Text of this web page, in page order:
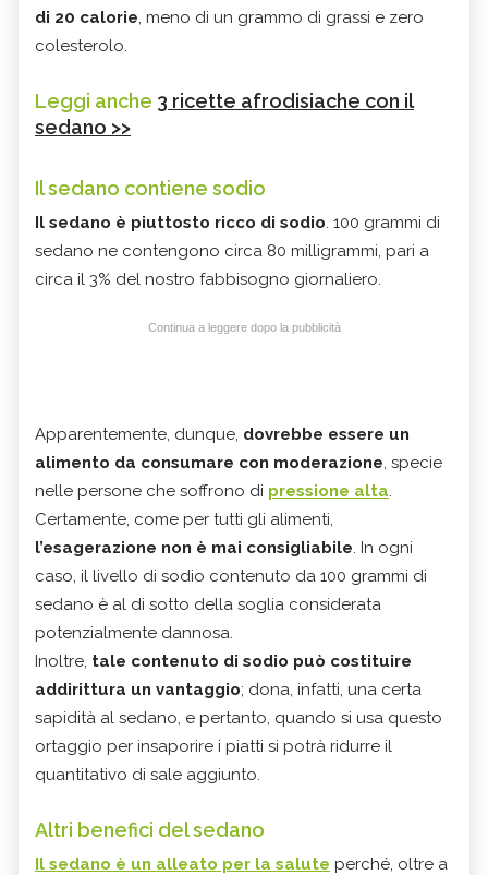
di 20 calorie, meno di un grammo di grassi e zero
colesterolo.
Leggi anche 3 ricette afrodisiache con il
sedano >>
Il sedano contiene sodio
Il sedano è piuttosto ricco di sodio. 100 grammi di
sedano ne contengono circa 80 milligrammi, pari a
circa il 3% del nostro fabbisogno giornaliero.
Continua a leggere dopo la pubblicità
Apparentemente, dunque, dovrebbe essere un
alimento da consumare con moderazione, specie
nelle persone che soffrono di pressione alta.
Certamente, come per tutti gli alimenti,
l’esagerazione non è mai consigliabile. In ogni
caso, il livello di sodio contenuto da 100 grammi di
sedano è al di sotto della soglia considerata
potenzialmente dannosa.
Inoltre, tale contenuto di sodio può costituire
addirittura un vantaggio; dona, infatti, una certa
sapidità al sedano, e pertanto, quando si usa questo
ortaggio per insaporire i piatti si potrà ridurre il
quantitativo di sale aggiunto.
Altri benefici del sedano
Il sedano è un alleato per la salute perché, oltre a